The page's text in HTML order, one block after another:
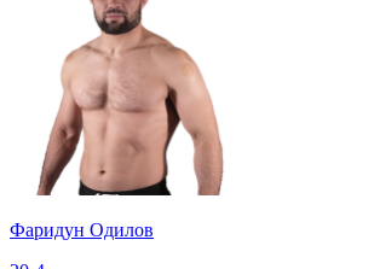
Фаридун Одилов